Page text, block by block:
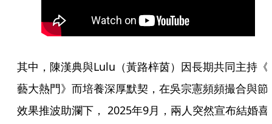
其中，陳漢典與Lulu（黃路梓茵）因長期共同主持《
藝大熱門》而培養深厚默契，在吳宗憲頻頻撮合與節
效果推波助瀾下， 2025年9月，兩人突然宣布結婚喜